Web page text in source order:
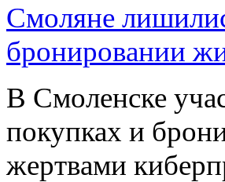
Смоляне
бронировании
В Смоленске
покупках и
жертвами